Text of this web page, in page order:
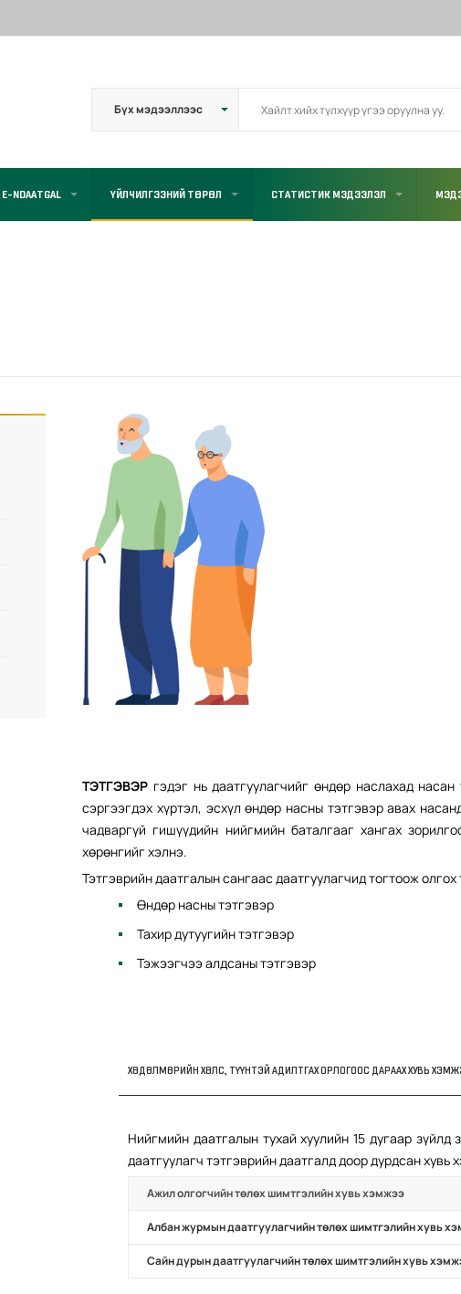
E-NDAATGAL ҮЙЛЧИЛГЭЭНИЙ ТӨРӨЛ СТАТИСТИК МЭДЭЭЛЭЛ
ТЭТГЭВЭР гэдэг нь даатгуулагчийг өндөр наслахад
сэргээгдэх хүртэл, эсхүл өндөр насны тэтгэвэр авах
чадваргүй гишүүдийн нийгмийн баталгааг хангах
хөрөнгийг хэлнэ.
Тэтгэврийн даатгалын сангаас даатгуулагчид тогтоож
Өндөр насны тэтгэвэр
Тахир дутуугийн тэтгэвэр
Тэжээгчээ алдсаны тэтгэвэр
ХӨДӨЛМӨРИЙН ХӨЛС, ТҮҮНТЭЙ АДИЛТГАХ ОРЛОГООС ДАРААХ ХУВЬ
Нийгмийн даатгалын тухай хуулийн 15 дугаар
даатгуулагч тэтгэврийн даатгалд доор дурдсан
Ажил олгогчийн төлөх шимтгэлийн хувь хэмжээ
Албан журмын даатгуулагчийн төлөх шимтгэлийн хувь
Сайн дурын даатгуулагчийн төлөх шимтгэлийн хувь